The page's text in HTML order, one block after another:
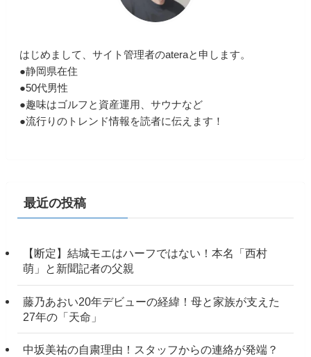
はじめまして、サイト管理者のateraと申します。
●静岡県在住
●50代男性
●趣味はゴルフと資産運用、サウナなど
●流行りのトレンド情報を読者に伝えます！
最近の投稿
【断定】結城モエはハーフではない！本名「西村
萌」と新聞記者の父親
藤乃あおい20年デビューの経緯！母と家族が支えた
27年の「天命」
中坂美祐の自粛理由！スタッフからの連絡が発端？